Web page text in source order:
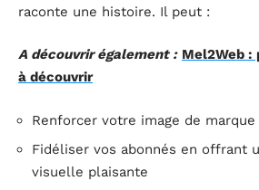
raconte une histoire. Il peut :
A découvrir également : Mel2Web :
à découvrir
Renforcer votre image de marque
Fidéliser vos abonnés en offrant
visuelle plaisante